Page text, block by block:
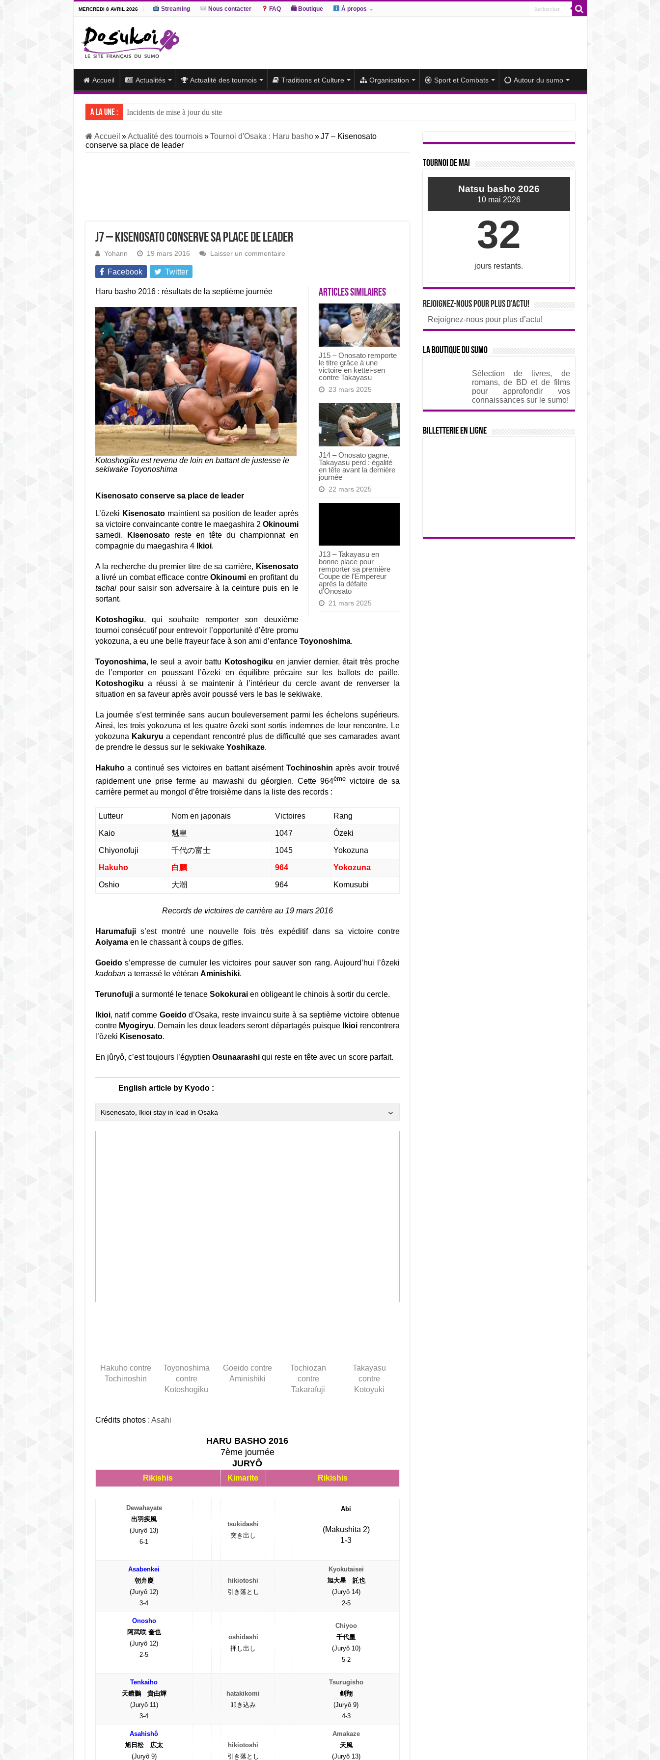
MERCREDI 8 AVRIL 2026 Streaming Nous contacter FAQ 🛍 Boutique À propos
Accueil Actualités Actualité des tournois Traditions et Culture Organisation Sport et Combats Autour du sumo
A la une :
Incidents de mise à jour du site
J14 – Aonishiki dominé par Onosato et Atamifuji rejoint la tête
J13 – Aonishiki conserve la tête du classement et poursuit sa série de victoires face à un Hoshoryu diminué
Accueil » Actualité des tournois » Tournoi d'Osaka : Haru basho » J7 – Kisenosato
conserve sa place de leader
J7 – Kisenosato conserve sa place de leader
Yohann 19 mars 2016 Laisser un commentaire
Facebook Twitter
Articles similaires
J15 – Onosato remporte
le titre grâce à une
victoire en kettei-sen
contre Takayasu
23 mars 2025
J14 – Onosato gagne,
Takayasu perd : égalité
en tête avant la dernière
journée
22 mars 2025
J13 – Takayasu en
bonne place pour
remporter sa première
Coupe de l’Empereur
après la défaite
d’Onosato
21 mars 2025
Haru basho 2016 : résultats de la septième journée
Kotoshogiku est revenu de loin en battant de justesse le
sekiwake Toyonoshima
Kisenosato conserve sa place de leader
L’ôzeki Kisenosatomaintient sa position de leader après
sa victoire convaincante contre le maegashira 2 Okinoumi
samedi.
Kisenosatoreste en tête du championnat en
compagnie du maegashira 4
Ikioi.
A la recherche du premier titre de sa carrière, Kisenosato
a livré un combat efficace contreOkinoumi en profitant du
tachai pour saisir son adversaire à la ceinture puis en le
sortant.
Kotoshogiku, qui souhaite remporter son deuxième
tournoi consécutif pour entrevoir l’opportunité d’être promu
yokozuna, a eu une belle frayeur face à son ami d’enfance Toyonoshima.
Toyonoshima, le seul a avoir battu Kotoshogiku en janvier dernier, était très proche
de l’emporter en poussant l’ôzeki en équilibre précaire sur les ballots de paille.
Kotoshogiku a réussi à se maintenir à l’intérieur du cercle avant de renverser la
situation en sa faveur après avoir poussé vers le bas le sekiwake.
La journée s’est terminée sans aucun bouleversement parmi les échelons supérieurs.
Ainsi, les trois yokozuna et les quatre ôzeki sont sortis indemnes de leur rencontre. Le
yokozuna Kakuryu a cependant rencontré plus de difficulté que ses camarades avant
de prendre le dessus sur le sekiwake Yoshikaze.
Hakuhoa continué ses victoires en battant aisément Tochinoshin après avoir trouvé
rapidement une prise ferme au mawashi du géorgien. Cette 964èmevictoire de sa
carrière permet au mongol d’être troisième dans la liste des records :
Lutteur Nom en japonais Victoires Rang
Kaio 魁皇 1047 Ôzeki
Chiyonofuji 千代の富士 1045 Yokozuna
Hakuho 白鵬 964 Yokozuna
Oshio 大潮 964 Komusubi
Records de victoires de carrière au 19 mars 2016
Harumafujis’est montré une nouvelle fois très expéditif dans sa victoire contre
Aoiyamaen le chassant à coups de gifles.
Goeido s’empresse de cumuler les victoires pour sauver son rang. Aujourd’hui l’ôzeki
kadobana terrassé le vétéran Aminishiki.
Terunofujia surmonté le tenace Sokokuraien obligeant le chinois à sortir du cercle.
Ikioi, natif comme Goeidod’Osaka, reste invaincu suite à sa septième victoire obtenue
contre Myogiryu. Demain les deux leaders seront départagés puisque Ikioi rencontrera
l’ôzeki Kisenosato.
En jûryô, c’est toujours l’égyptien Osunaarashiqui reste en tête avec un score parfait.
English article by Kyodo :
Kisenosato, Ikioi stay in lead in Osaka
Hakuho contre
Tochinoshin
Toyonoshima
contre
Kotoshogiku
Goeido contre
Aminishiki
Tochiozan
contre
Takarafuji
Takayasu
contre
Kotoyuki
Crédits photos : Asahi
HARU BASHO 2016
7ème journée
JURYÔ
Rikishis Kimarite Rikishis
Dewahayate
出羽疾風
(Juryô 13)
6-1
tsukidashi
突き出し
Abi
(Makushita 2)
1-3
Asabenkei
朝弁慶
(Juryô 12)
3-4
hikiotoshi
引き落とし
Kyokutaisei
旭大星 託也
(Juryô 14)
2-5
Onosho
阿武咲 奎也
(Juryô 12)
2-5
oshidashi
押し出し
Chiyoo
千代皇
(Juryô 10)
5-2
Tenkaiho
天鎧鵬 貴由輝
(Juryô 11)
3-4
hatakikomi
叩き込み
Tsurugisho
剣翔
(Juryô 9)
4-3
Asahishô
旭日松 広太
(Juryô 9)
hikiotoshi
引き落とし
Amakaze
天風
(Juryô 13)
Tournoi de mai
Natsu basho 2026
10 mai 2026
32
jours restants.
Rejoignez-nous pour plus d’actu!
Rejoignez-nous pour plus d’actu!
La boutique du sumo
Sélection de livres, de
romans, de BD et de films
pour approfondir vos
connaissances sur le sumo!
Billetterie en ligne